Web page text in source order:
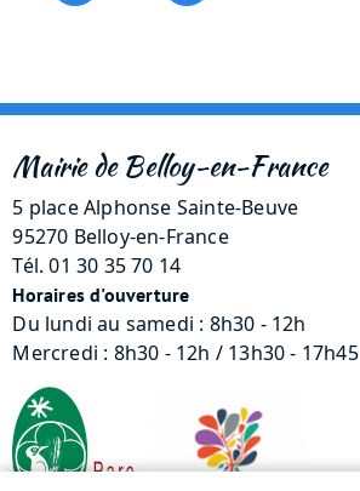
Mairie de Belloy-en-France
5 place Alphonse Sainte-Beuve
95270 Belloy-en-France
Tél. 01 30 35 70 14
Horaires d'ouverture
Du lundi au samedi : 8h30 - 12h
Mercredi : 8h30 - 12h / 13h30 - 17h45